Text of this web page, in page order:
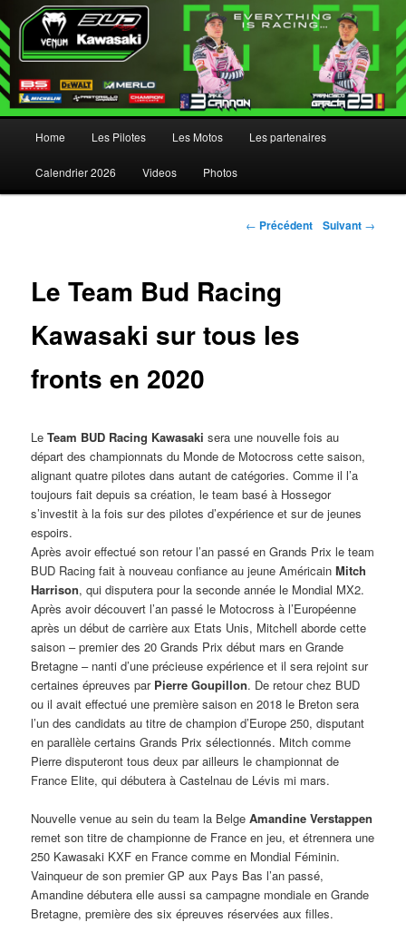
Aller au contenu principal
Aller au contenu secondaire
Home Les Pilotes Les Motos Les partenaires
Calendrier 2026 Videos Photos
Navigation des articles
← Précédent Suivant →
Le Team Bud Racing
Kawasaki sur tous les
fronts en 2020
LeTeam BUD Racing Kawasaki sera une nouvelle fois au
départ des championnats du Monde de Motocross cette saison,
alignant quatre pilotes dans autant de catégories. Comme il l’a
toujours fait depuis sa création, le team basé à Hossegor
s’investit à la fois sur des pilotes d’expérience et sur de jeunes
espoirs.
Après avoir effectué son retour l’an passé en Grands Prix le team
BUD Racing fait à nouveau confiance au jeune AméricainMitch
Harrison, qui disputera pour la seconde année le Mondial MX2.
Après avoir découvert l’an passé le Motocross à l’Européenne
après un début de carrière aux Etats Unis, Mitchell aborde cette
saison – premier des 20 Grands Prix début mars en Grande
Bretagne – nanti d’une précieuse expérience et il sera rejoint sur
certaines épreuves par Pierre Goupillon. De retour chez BUD
ou il avait effectué une première saison en 2018 le Breton sera
l’un des candidats au titre de champion d’Europe 250, disputant
en parallèle certains Grands Prix sélectionnés. Mitch comme
Pierre disputeront tous deux par ailleurs le championnat de
France Elite, qui débutera à Castelnau de Lévis mi mars.
Nouvelle venue au sein du team la BelgeAmandine Verstappen
remet son titre de championne de France en jeu, et étrennera une
250 Kawasaki KXF en France comme en Mondial Féminin.
Vainqueur de son premier GP aux Pays Bas l’an passé,
Amandine débutera elle aussi sa campagne mondiale en Grande
Bretagne, première des six épreuves réservées aux filles.